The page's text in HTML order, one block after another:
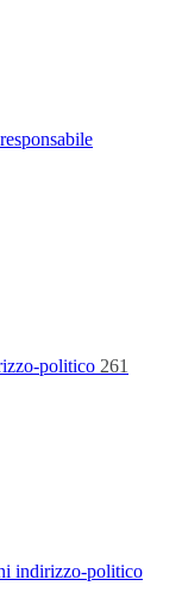
politico 261
indirizzo-politico